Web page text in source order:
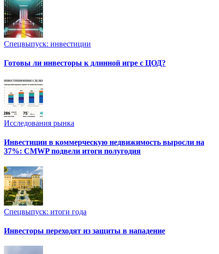
Спецвыпуск: инвестиции
Готовы ли инвесторы к длинной игре с ЦОД?
Исследования рынка
Инвестиции в коммерческую недвижимость выросли на
37%: CMWP подвели итоги полугодия
Спецвыпуск: итоги года
Инвесторы переходят из защиты в нападение